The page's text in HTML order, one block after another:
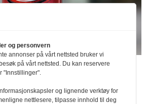
brusmarkedet
og personvern
annonser på vårt nettsted bruker vi
på vårt nettsted. Du kan reservere
"Innstillinger".
og lignende verktøy for
nettlesere, tilpasse innhold til deg